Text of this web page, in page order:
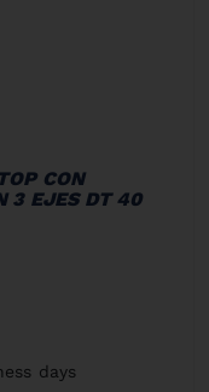
CON
3 EJES DT 40
days